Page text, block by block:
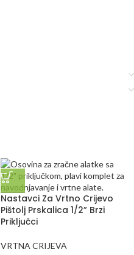
Nastavci Za Vrtno Crijevo
Pištolj Prskalica 1/2” Brzi
Priključci
VRTNA CRIJEVA